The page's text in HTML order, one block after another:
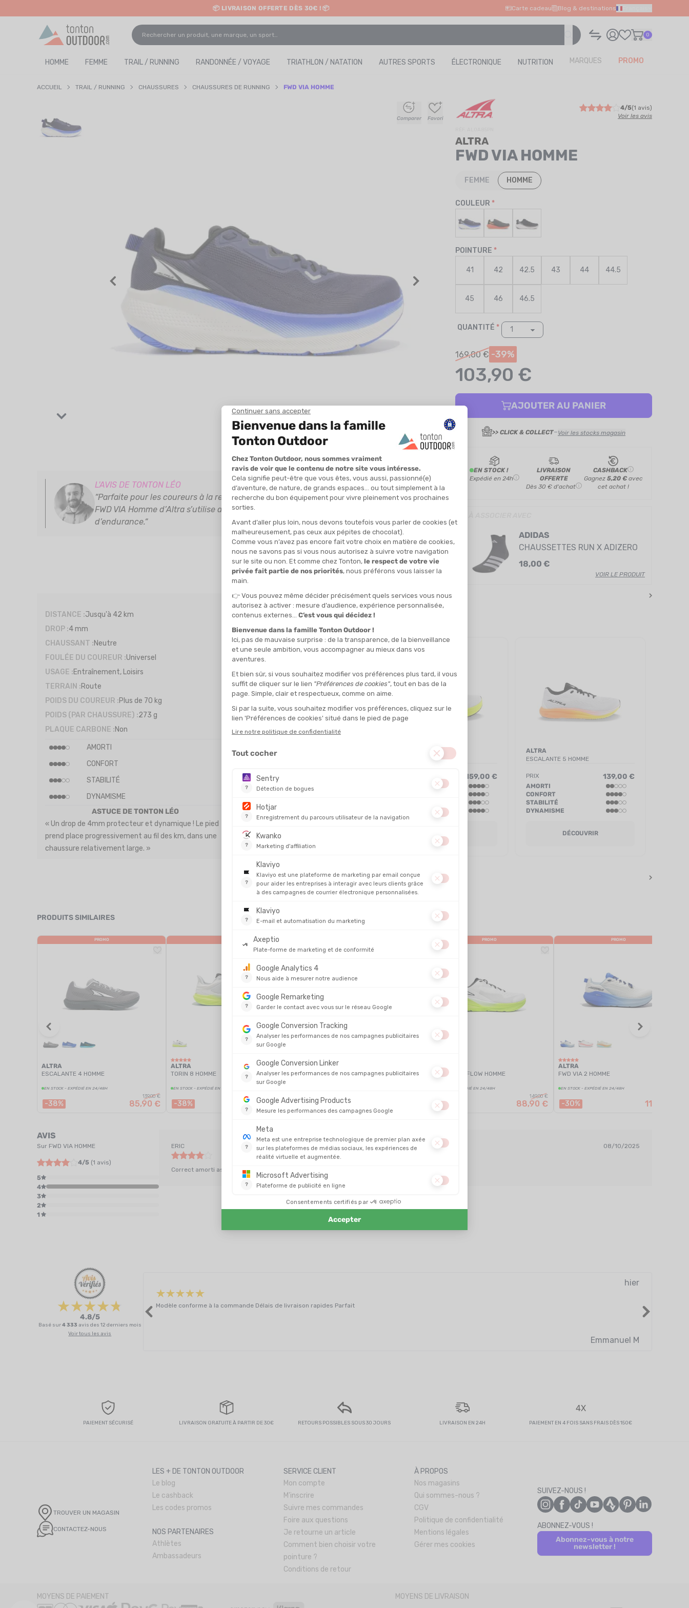
content
📦 LIVRAISON OFFERTE DÈS 30€ ! 📦
✨ RETRAIT EN MAGASIN GRATUIT
Carte cadeau Blog & destinations
0
HOMME FEMME TRAIL / RUNNING RANDONNÉE / VOYAGE TRIATHLON / NATATION AUTRES SPORTS ÉLECTRONIQUE NUTRITION MARQUES PROMO
ACCUEIL TRAIL / RUNNING CHAUSSURES CHAUSSURES DE RUNNING FWD VIA HOMME
+
+
Comparer
+
+
Favori
L'AVIS DE TONTON LÉO
“Parfaite pour les coureurs à la recherche d’une chaussure polyvalente et réactive, la
FWD VIA Homme d’Altra s’utilise aussi bien sur route en ville que sur de longues sorties
d’endurance.“
4/5(1 avis)
Voir les avis
ALTRA
FWD VIA HOMME
FEMME HOMME
COULEUR
POINTURE
41 42 42.5 43 44 44.5
45 46 46.5
QUANTITÉ
169,00 € -39%
103,90 €
AJOUTER AU PANIER
>> CLICK & COLLECT-Voir les stocks magasin
EN STOCK !
Expédié en 24h
LIVRAISON
OFFERTE
Dès 30 € d'achat
CASHBACK
Gagnez 5,20 €avec
cet achat !
ADIDAS
CHAUSSETTES RUN X ADIZERO
18,00 €
VOIR LE PRODUIT
DISTANCE :Jusqu'à 42 km
DROP :4 mm
CHAUSSANT :Neutre
FOULÉE DU COUREUR :Universel
USAGE :Entraînement, Loisirs
TERRAIN :Route
POIDS DU COUREUR :Plus de 70 kg
POIDS (PAR CHAUSSURE) :273 g
PLAQUE CARBONE :Non
AMORTI
CONFORT
STABILITÉ
DYNAMISME
ASTUCE DE TONTON LÉO
« Un drop de 4mm protecteur et dynamique ! Le pied
prend place progressivement au fil des km, dans une
chaussure relativement large. »
DESCRIPTION DU PRODUIT : FWD VIA HOMME
ALTRA
PRIX
AMORTI
STABILITÉ
DYNAMISME
AJOUTER AU PANIER
159,00 €
ALTRA
ESCALANTE 5 HOMME
PRIX 139,00 €
AMORTI
CONFORT
STABILITÉ
DYNAMISME
DÉCOUVRIR
DÉTAILS
PRODUITS SIMILAIRES
PROMO
ALTRA
ESCALANTE 4 HOMME
EN STOCK - EXPÉDIÉ EN 24/48H
-38%
139,00 €
85,90 €
ALTRA
TORIN 8 HOMME
EN STOCK - EXPÉDIÉ EN 24/48H
-38%
149,00 €
91,90 €
NOUVEAUTÉ
ALTRA
ESCALANTE 5 HOMME
PROMO
ALTRA
EXPERIENCE FLOW HOMME
EN STOCK - EXPÉDIÉ EN 24/48H
-40%
149,00 €
88,90 €
PROMO
ALTRA
FWD VIA 2 HOMME
EN STOCK - EXPÉDIÉ EN 24/48H
-30% 117,90 €
AVIS
Sur FWD VIA HOMME
4/5 (1 avis)
5
4
3
2
1
ERIC 08/10/2025
Correct amorti assez bon
4.8/5
Basé sur4 333 avis des 12 derniers mois
Voir tous les avis
hier
Modèle conforme à la commande Délais de livraison rapides Parfait
Emmanuel M
PAIEMENT SÉCURISÉ LIVRAISON GRATUITE À PARTIR DE 30€ RETOURS POSSIBLES SOUS 30 JOURS LIVRAISON EN 24H
4X
PAIEMENT EN 4 FOIS SANS FRAIS DÈS 150€
TROUVER UN MAGASIN
CONTACTEZ-NOUS
LES + DE TONTON OUTDOOR
Le blog
Le cashback
Les codes promos
SERVICE CLIENT
Mon compte
M'inscrire
Suivre mes commandes
Foire aux questions
Je retourne un article
Comment bien choisir votre
pointure ?
Conditions de retour
À PROPOS
Nos magasins
Qui sommes-nous ?
CGV
Politique de confidentialité
Mentions légales
Gérer mes cookies
NOS PARTENAIRES
Athlètes
Ambassadeurs
SUIVEZ-NOUS !
ABONNEZ-VOUS !
Abonnez-vous à notre
newsletter !
MOYENS DE PAIEMENT MOYENS DE LIVRAISON